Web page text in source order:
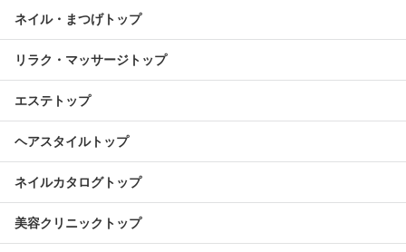
ネイル・まつげトップ
リラク・マッサージトップ
エステトップ
ヘアスタイルトップ
ネイルカタログトップ
美容クリニックトップ